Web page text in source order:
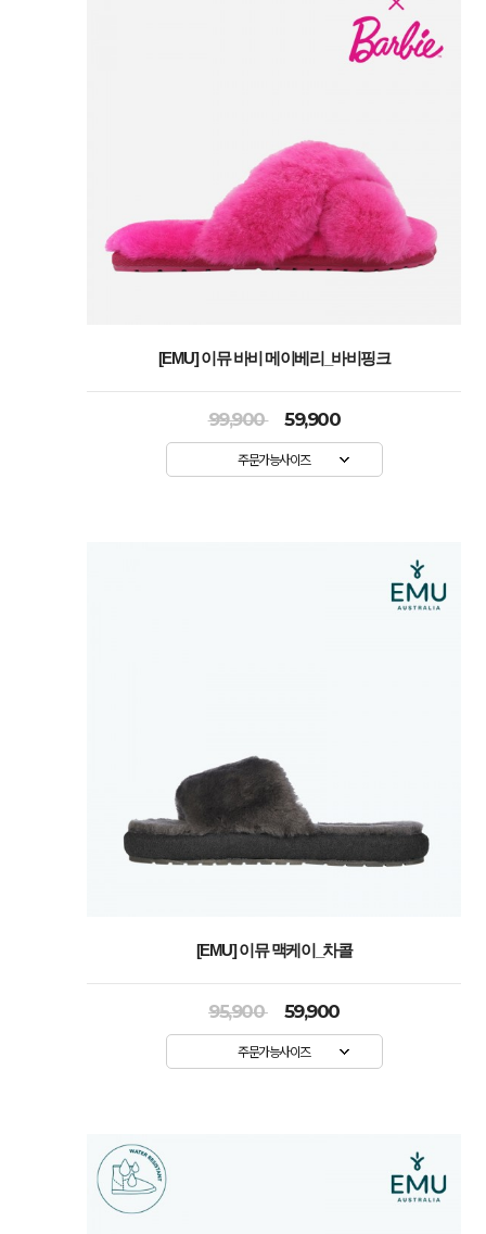
[EMU] 이뮤 바비 메이베리_바비핑크
99,900 59,900
주문가능사이즈
[EMU] 이뮤 맥케이_차콜
95,900 59,900
주문가능사이즈